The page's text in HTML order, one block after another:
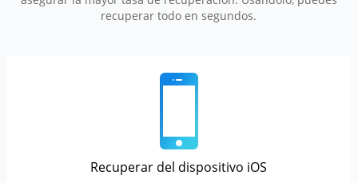
recuperar todo en segundos.
Recuperar del dispositivo iOS